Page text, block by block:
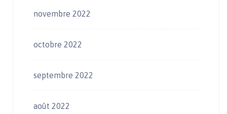
novembre 2022
octobre 2022
septembre 2022
août 2022